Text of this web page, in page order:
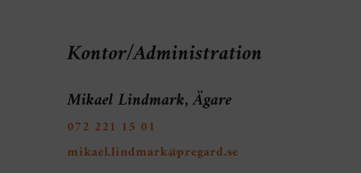
Kontor/Administration
Mikael Lindmark, Ägare
072 221 15 01
mikael.lindmark@pregard.se